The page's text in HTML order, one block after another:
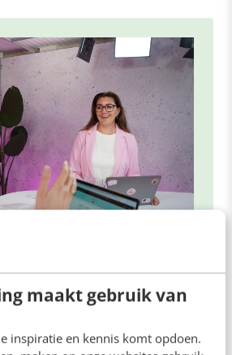
maakt gebruik van
inspiratie en kennis komt opdoen.
& GEO-
first naar AI-first: zo wordt je